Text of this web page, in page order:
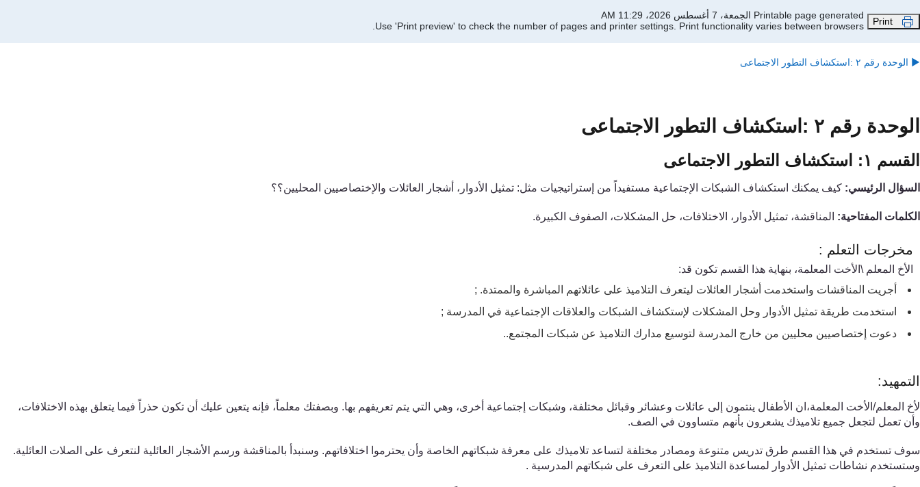
Print
Printable page generated الجمعة، 7 أغسطس 2026، 11:29 AM
Use 'Print preview' to check the number of pages and printer settings. Print functionality varies between browsers.
▶︎ الوحدة رقم ٢ :استكشاف التطور الاجتماعى
الوحدة رقم ٢ : استكشاف التطور الاجتماعى
القسم ١: استكشاف التطور الاجتماعى
السؤال الرئيسي: كيف يمكنك استكشاف الشبكات الإجتماعية مستفيد اً من إستراتيجيات مثل: تمثيل الأدوار، أشجار العائلات والإختصاصيين المحليين؟؟
الكلمات المفتاحية: المناقشة، تمثيل الأدوار، الاختلافات، حل المشكلات، الصفوف الكبيرة.
مخرجات التعلم :
الأخ المعلم \الأخت المعلمة، بنهاية هذا القسم تكون قد:
أجريت المناقشات واستخدمت أشجار العائلات ليتعرف التلاميذ على عائلاتهم المباشرة والممتدة. ;
استخدمت طريقة تمثيل الأدوار وحل المشكلات لإستكشاف الشبكات والعلاقات الإجتماعية في المدرسة ;
دعوت إختصاصيين محليين من خارج المدرسة لتوسيع مدارك التلاميذ عن شبكات المجتمع..
التمهيد:
لأخ المعلم/ الأخت المعلمة،ان الأطفال ينتمون إلى عائلات وعشائر وقبائل مختلفة، وشبكات إجتماعية أخرى، وهي التي يتم تعريفهم بها. وبصفتك معلماً، فإنه يتعين عليك أن تكون حذراً فيما يتعلق بهذه الاختلافات،
وأن تعمل لتجعل جميع تلاميذك يشعرون بأنهم متساوون في الصف.
سوف تستخدم في هذا القسم طرق تدريس متنوعة ومصادر مختلفة لتساعد تلاميذك على معرفة شبكاتهم الخاصة وأن يحترموا اختلافاتهم. وسنبدأ بالمناقشة ورسم الأشجار العائلية لنتعرف على الصلات العائلية.
وستستخدم نشاطات تمثيل الأدوار لمساعدة التلاميذ على التعرف على شبكاتهم المدرسية .